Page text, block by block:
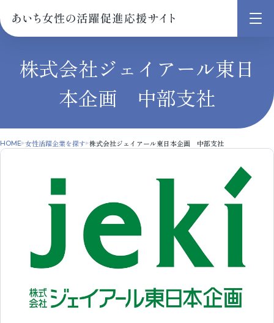
メ
く
株式会社ジェイアール東日
本企画 中部支社
HOME 女性活躍企業を探す 株式会社ジェイアール東日本企画 中部支社